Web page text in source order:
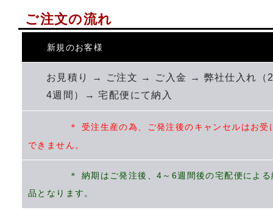
ご注文の流れ
新規のお客様
お見積り → ご注文 → ご入金 → 弊社仕入れ（
4週間）→ 宅配便にて納入
＊ 受注生産の為、ご発注後のキャンセルはお受
できません。
＊ 納期はご発注後、4～6週間後の宅配便による
品となります。